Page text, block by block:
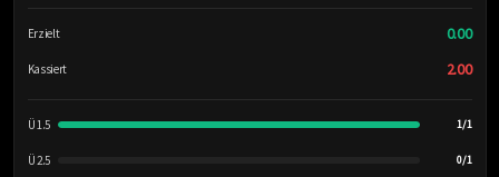
Erzielt 0.00
Kassiert 2.00
Ü 1.5 1/1
Ü 2.5 0/1